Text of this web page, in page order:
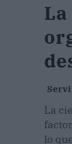
La
lo